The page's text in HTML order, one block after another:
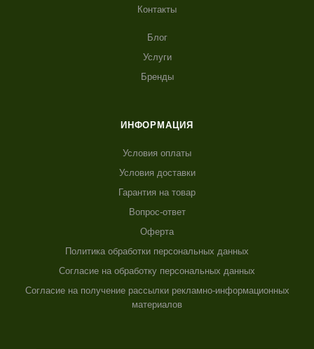
Контакты
Блог
Услуги
Бренды
ИНФОРМАЦИЯ
Условия оплаты
Условия доставки
Гарантия на товар
Вопрос-ответ
Оферта
Политика обработки персональных данных
Согласие на обработку персональных данных
Согласие на получение рассылки рекламно-информационных
материалов